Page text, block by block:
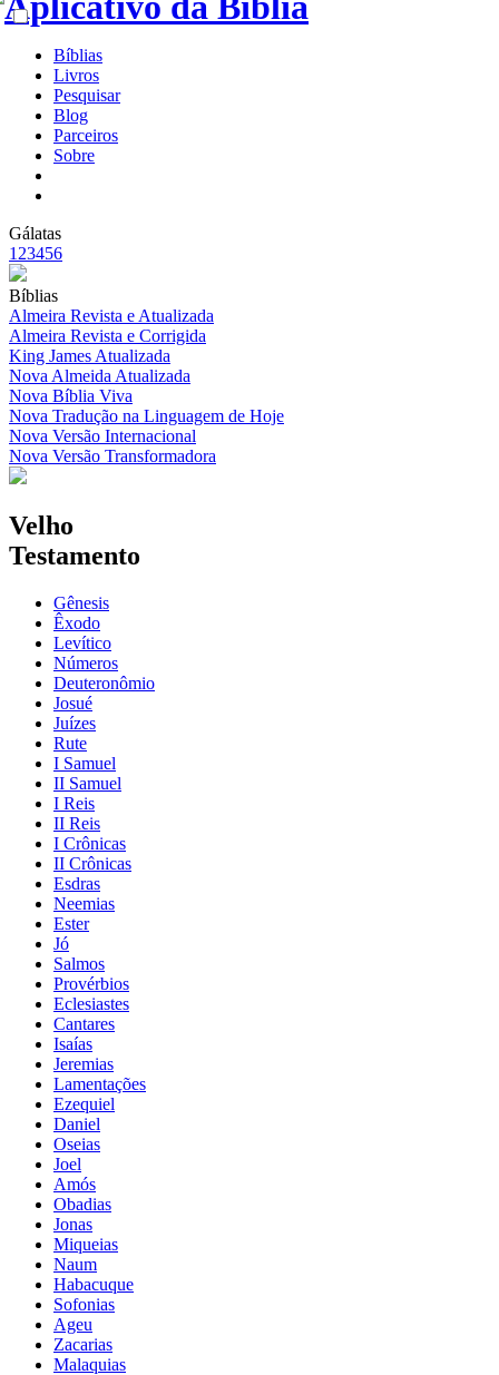
Bíblias
Livros
Pesquisar
Blog
Parceiros
Sobre
Gálatas
1 23456
Bíblias
Almeira Revista e Atualizada
Almeira Revista e Corrigida
King James Atualizada
Nova Almeida Atualizada
Nova Bíblia Viva
Nova Tradução na Linguagem de Hoje
Nova Versão Internacional
Nova Versão Transformadora
Velho
Testamento
Gênesis
Êxodo
Levítico
Números
Deuteronômio
Josué
Juízes
Rute
I Samuel
II Samuel
I Reis
II Reis
I Crônicas
II Crônicas
Esdras
Neemias
Ester
Jó
Salmos
Provérbios
Eclesiastes
Cantares
Isaías
Jeremias
Lamentações
Ezequiel
Daniel
Oseias
Joel
Amós
Obadias
Jonas
Miqueias
Naum
Habacuque
Sofonias
Ageu
Zacarias
Malaquias